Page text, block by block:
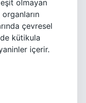
olmayan
çevresel
kütikula
içerir.